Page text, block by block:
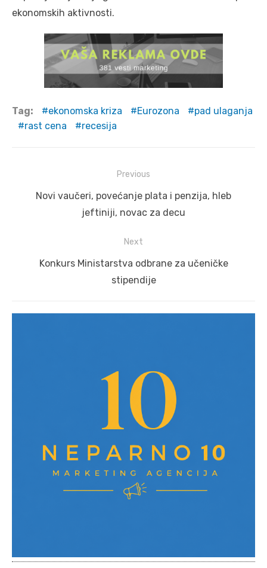
ekonomskih aktivnosti.
Tag: ekonomska kriza Eurozona
pad ulaganja
rast cena
recesija
navigation
Previous
Previous
Novi vaučeri, povećanje plata i penzija, hleb
jeftiniji, novac za decu
Next
Konkurs Ministarstva odbrane za učeničke
stipendije